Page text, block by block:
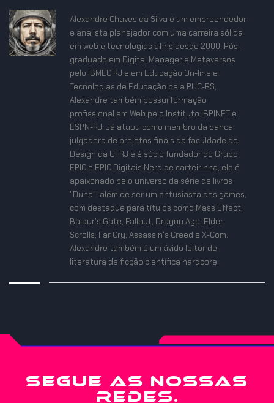
Alexandre Chaves da Silva é um empreendedor
e analista planejador com uma carreira sólida
em web e tecnologias afins desde 2000. Pós-
graduado em Digital Manager e Metaversos
pelo IBMEC RJ e em Educação On-line e
Tecnologias de Educação pela PUC-RS,
Alexandre também possui formação
profissional em Web pelo Instituto IBPINET e
ESPN-RJ. Já atuou como membro da banca
julgadora de projetos finais da faculdade de
Design da UFRJ e é sócio fundador do Grupo
EPIC e EPIC Digitais.Nerd de carteirinha, ele é
apaixonado pelo universo da série de livros
"Duna", além de ser um entusiasta dos games,
com destaque para títulos como Mass Effect,
Baldur's Gate, Fallout, Dragon Age, Elder
Scrolls, Far Cry, Assassin's Creed e X-Com.
Alexandre também é um ávido leitor de
literatura de ficção científica hardcore.
SEGUE AS NOSSAS
REDES.